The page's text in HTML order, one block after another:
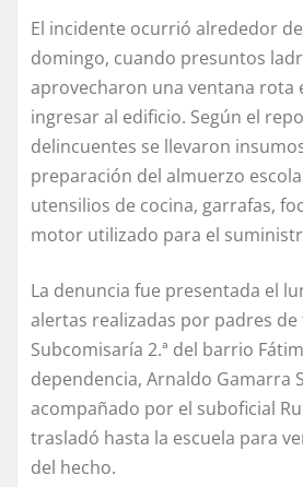
El incidente ocurrió alrededor
domingo, cuando presuntos
aprovecharon una ventana rota
ingresar al edificio. Según el
delincuentes se llevaron
preparación del almuerzo
utensilios de cocina, garrafas,
motor utilizado para el
La denuncia fue presentada el
alertas realizadas por padres de
Subcomisaría 2.ª del barrio
dependencia, Arnaldo Gamarra
acompañado por el suboficial
trasladó hasta la escuela para
del hecho.